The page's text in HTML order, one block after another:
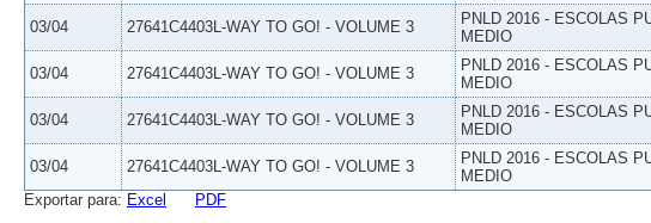
03/04 27641C4403L-WAY TO GO! - VOLUME 3
PNLD 2016 - ESCOLAS
MEDIO
03/04 27641C4403L-WAY TO GO! - VOLUME 3
PNLD 2016 - ESCOLAS
MEDIO
03/04 27641C4403L-WAY TO GO! - VOLUME 3
PNLD 2016 - ESCOLAS
MEDIO
03/04 27641C4403L-WAY TO GO! - VOLUME 3
PNLD 2016 - ESCOLAS
MEDIO
Exportar para: Excel PDF